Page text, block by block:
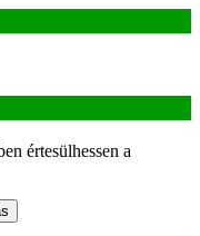
értesülhessen a